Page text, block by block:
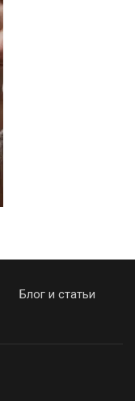
Блог и статьи